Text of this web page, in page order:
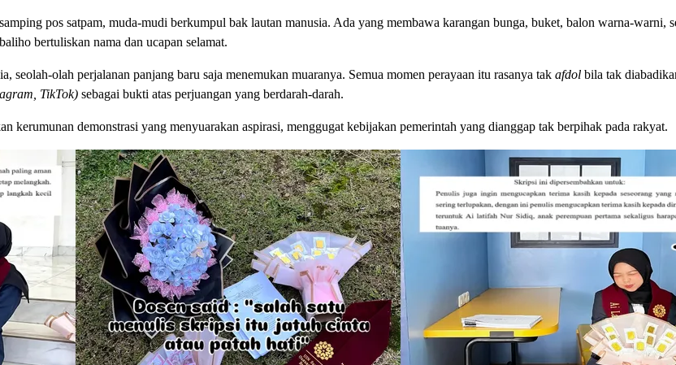
pos satpam, muda-mudi berkumpul bak lautan manusia. Ada yang membawa karangan bunga, buket, balon warna-warni,
bertuliskan nama dan ucapan selamat.
seolah-olah perjalanan panjang baru saja menemukan muaranya. Semua momen perayaan itu rasanya tak afdolbila tak
TikTok)sebagai bukti atas perjuangan yang berdarah-darah.
kerumunan demonstrasi yang menyuarakan aspirasi, menggugat kebijakan pemerintah yang dianggap tak berpihak pada rakyat.